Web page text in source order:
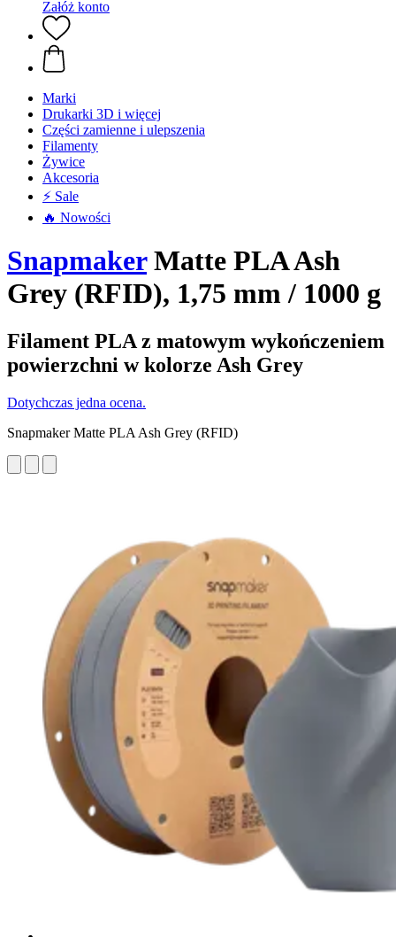
Załóż konto
Marki
Drukarki 3D i więcej
Części zamienne i ulepszenia
Filamenty
Żywice
Akcesoria
⚡ Sale
🔥 Nowości
SnapmakerMatte PLA Ash
Grey (RFID), 1,75 mm / 1000 g
Filament PLA z matowym wykończeniem
powierzchni w kolorze Ash Grey
Dotychczas jedna ocena.
Snapmaker Matte PLA Ash Grey (RFID)